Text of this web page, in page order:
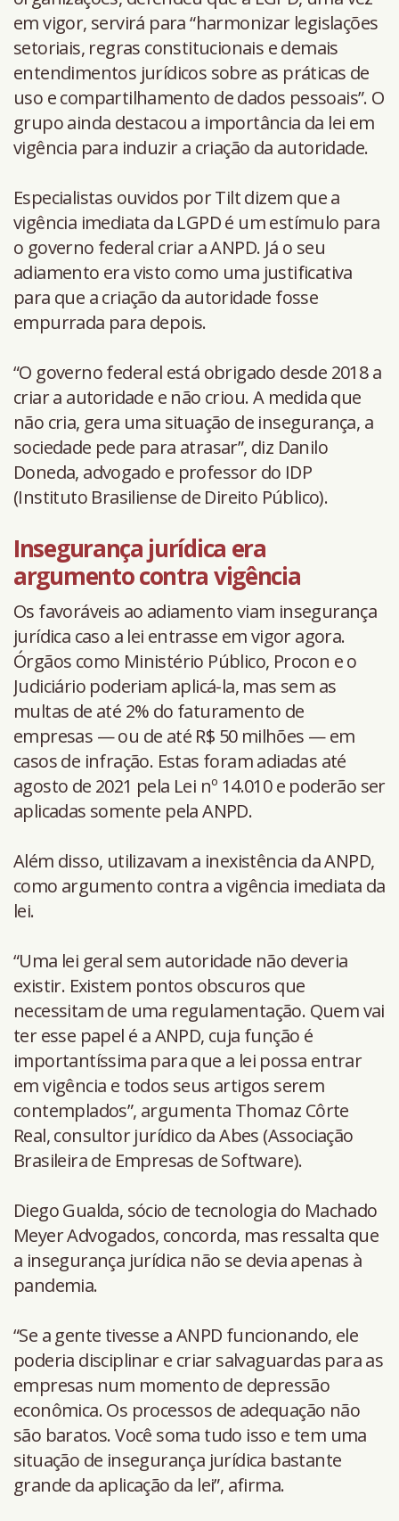
em vigor, servirá para “harmonizar legislações
setoriais, regras constitucionais e demais
entendimentos jurídicos sobre as práticas de
uso e compartilhamento de dados pessoais”. O
grupo ainda destacou a importância da lei em
vigência para induzir a criação da autoridade.
Especialistas ouvidos por Tilt dizem que a
vigência imediata da LGPD é um estímulo para
o governo federal criar a ANPD. Já o seu
adiamento era visto como uma justificativa
para que a criação da autoridade fosse
empurrada para depois.
“O governo federal está obrigado desde 2018 a
criar a autoridade e não criou. A medida que
não cria, gera uma situação de insegurança, a
sociedade pede para atrasar”, diz Danilo
Doneda, advogado e professor do IDP
(Instituto Brasiliense de Direito Público).
Insegurança jurídica era
argumento contra vigência
Os favoráveis ao adiamento viam insegurança
jurídica caso a lei entrasse em vigor agora.
Órgãos como Ministério Público, Procon e o
Judiciário poderiam aplicá-la, mas sem as
multas de até 2% do faturamento de
empresas — ou de até R$ 50 milhões — em
casos de infração. Estas foram adiadas até
agosto de 2021 pela Lei nº 14.010 e poderão ser
aplicadas somente pela ANPD.
Além disso, utilizavam a inexistência da ANPD,
como argumento contra a vigência imediata da
lei.
“Uma lei geral sem autoridade não deveria
existir. Existem pontos obscuros que
necessitam de uma regulamentação. Quem vai
ter esse papel é a ANPD, cuja função é
importantíssima para que a lei possa entrar
em vigência e todos seus artigos serem
contemplados”, argumenta Thomaz Côrte
Real, consultor jurídico da Abes (Associação
Brasileira de Empresas de Software).
Diego Gualda, sócio de tecnologia do Machado
Meyer Advogados, concorda, mas ressalta que
a insegurança jurídica não se devia apenas à
pandemia.
“Se a gente tivesse a ANPD funcionando, ele
poderia disciplinar e criar salvaguardas para as
empresas num momento de depressão
econômica. Os processos de adequação não
são baratos. Você soma tudo isso e tem uma
situação de insegurança jurídica bastante
grande da aplicação da lei”, afirma.